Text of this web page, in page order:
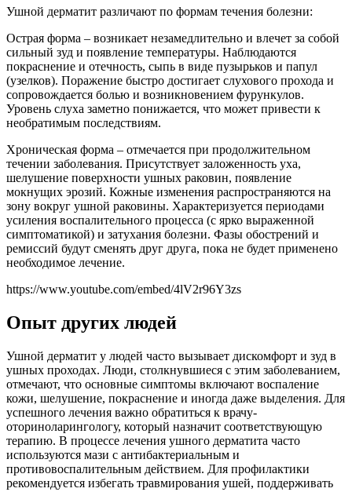
Ушной дерматит различают по формам течения болезни:
Острая форма – возникает незамедлительно и влечет за собой
сильный зуд и появление температуры. Наблюдаются
покраснение и отечность, сыпь в виде пузырьков и папул
(узелков). Поражение быстро достигает слухового прохода и
сопровождается болью и возникновением фурункулов.
Уровень слуха заметно понижается, что может привести к
необратимым последствиям.
Хроническая форма – отмечается при продолжительном
течении заболевания. Присутствует заложенность уха,
шелушение поверхности ушных раковин, появление
мокнущих эрозий. Кожные изменения распространяются на
зону вокруг ушной раковины. Характеризуется периодами
усиления воспалительного процесса (с ярко выраженной
симптоматикой) и затухания болезни. Фазы обострений и
ремиссий будут сменять друг друга, пока не будет применено
необходимое лечение.
https://www.youtube.com/embed/4lV2r96Y3zs
Опыт других людей
Ушной дерматит у людей часто вызывает дискомфорт и зуд в
ушных проходах. Люди, столкнувшиеся с этим заболеванием,
отмечают, что основные симптомы включают воспаление
кожи, шелушение, покраснение и иногда даже выделения. Для
успешного лечения важно обратиться к врачу-
оториноларингологу, который назначит соответствующую
терапию. В процессе лечения ушного дерматита часто
используются мази с антибактериальным и
противовоспалительным действием. Для профилактики
рекомендуется избегать травмирования ушей, поддерживать